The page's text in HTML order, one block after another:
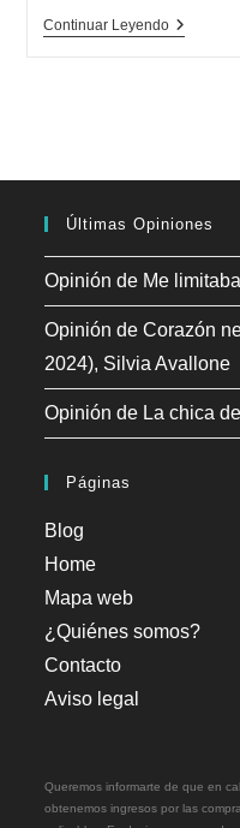
Continuar LeyendoLlega
Viento
Mi
Últimas Opiniones
Opinión de Me
Opinión de Corazón
2024), Silvia Avallone
Opinión de La chica
Páginas
Blog
Home
Mapa web
¿Quiénes somos?
Contacto
Aviso legal
Queremos informarte de que en
obtenemos ingresos por las